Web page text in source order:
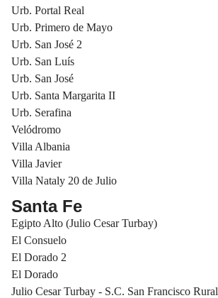
Urb. Portal Real
Urb. Primero de Mayo
Urb. San José 2
Urb. San Luís
Urb. San José
Urb. Santa Margarita II
Urb. Serafina
Velódromo
Villa Albania
Villa Javier
Villa Nataly 20 de Julio
Santa Fe
Egipto Alto (Julio Cesar Turbay)
El Consuelo
El Dorado 2
El Dorado
Julio Cesar Turbay - S.C. San Francisco Rural